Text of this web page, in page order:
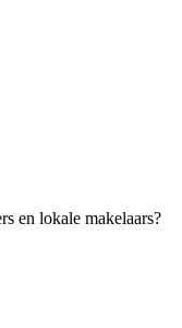
en lokale makelaars?